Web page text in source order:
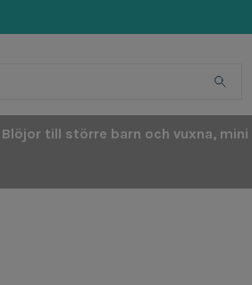
Blöjor till större barn och vuxna, mini